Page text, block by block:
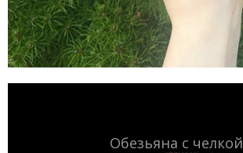
Обезьяна с челкой